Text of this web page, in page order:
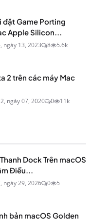
đặt Game Porting
Apple Silicon...
ngày 13, 2023 8 5.6k
2 trên các máy Mac
ngày 07, 2020 0 11k
Dock Trên macOS
Điều...
ngày 29, 2026 0 5
bản macOS Golden